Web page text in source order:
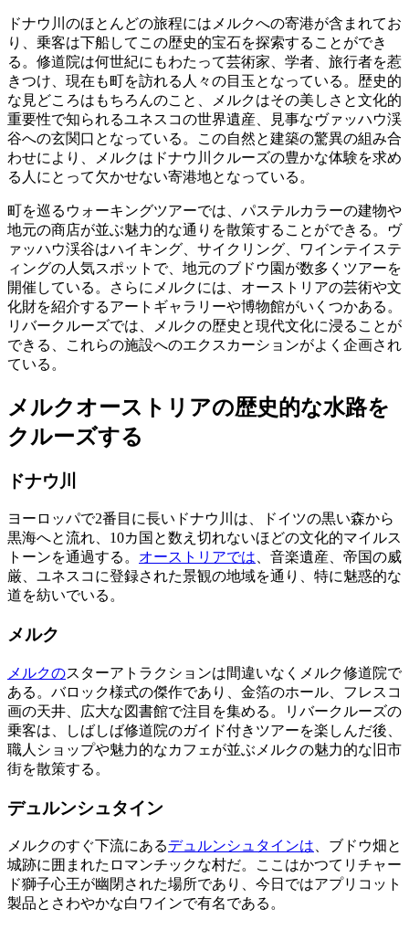
ドナウ川のほとんどの旅程にはメルクへの寄港が含まれてお
り、乗客は下船してこの歴史的宝石を探索することができ
る。修道院は何世紀にもわたって芸術家、学者、旅行者を惹
きつけ、現在も町を訪れる人々の目玉となっている。歴史的
な見どころはもちろんのこと、メルクはその美しさと文化的
重要性で知られるユネスコの世界遺産、見事なヴァッハウ渓
谷への玄関口となっている。この自然と建築の驚異の組み合
わせにより、メルクはドナウ川クルーズの豊かな体験を求め
る人にとって欠かせない寄港地となっている。
町を巡るウォーキングツアーでは、パステルカラーの建物や
地元の商店が並ぶ魅力的な通りを散策することができる。ヴ
ァッハウ渓谷はハイキング、サイクリング、ワインテイステ
ィングの人気スポットで、地元のブドウ園が数多くツアーを
開催している。さらにメルクには、オーストリアの芸術や文
化財を紹介するアートギャラリーや博物館がいくつかある。
リバークルーズでは、メルクの歴史と現代文化に浸ることが
できる、これらの施設へのエクスカーションがよく企画され
ている。
メルクオーストリアの歴史的な水路を
クルーズする
ドナウ川
ヨーロッパで2番目に長いドナウ川は、ドイツの黒い森から
黒海へと流れ、10カ国と数え切れないほどの文化的マイルス
トーンを通過する。 オーストリアでは、音楽遺産、帝国の威
厳、ユネスコに登録された景観の地域を通り、特に魅惑的な
道を紡いでいる。
メルク
メルクのスターアトラクションは間違いなくメルク修道院で
ある。バロック様式の傑作であり、金箔のホール、フレスコ
画の天井、広大な図書館で注目を集める。リバークルーズの
乗客は、しばしば修道院のガイド付きツアーを楽しんだ後、
職人ショップや魅力的なカフェが並ぶメルクの魅力的な旧市
街を散策する。
デュルンシュタイン
メルクのすぐ下流にあるデュルンシュタインは 、ブドウ畑と
城跡に囲まれたロマンチックな村だ。ここはかつてリチャー
ド獅子心王が幽閉された場所であり、今日ではアプリコット
製品とさわやかな白ワインで有名である。